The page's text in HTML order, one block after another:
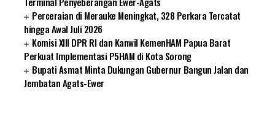
Perceraian di Merauke Meningkat, 328 Perkara Tercatat
hingga Awal Juli 2026
Komisi XIII DPR RI dan Kanwil KemenHAM Papua Barat
Perkuat Implementasi P5HAM di Kota Sorong
Bupati Asmat Minta Dukungan Gubernur Bangun Jalan dan
Jembatan Agats-Ewer